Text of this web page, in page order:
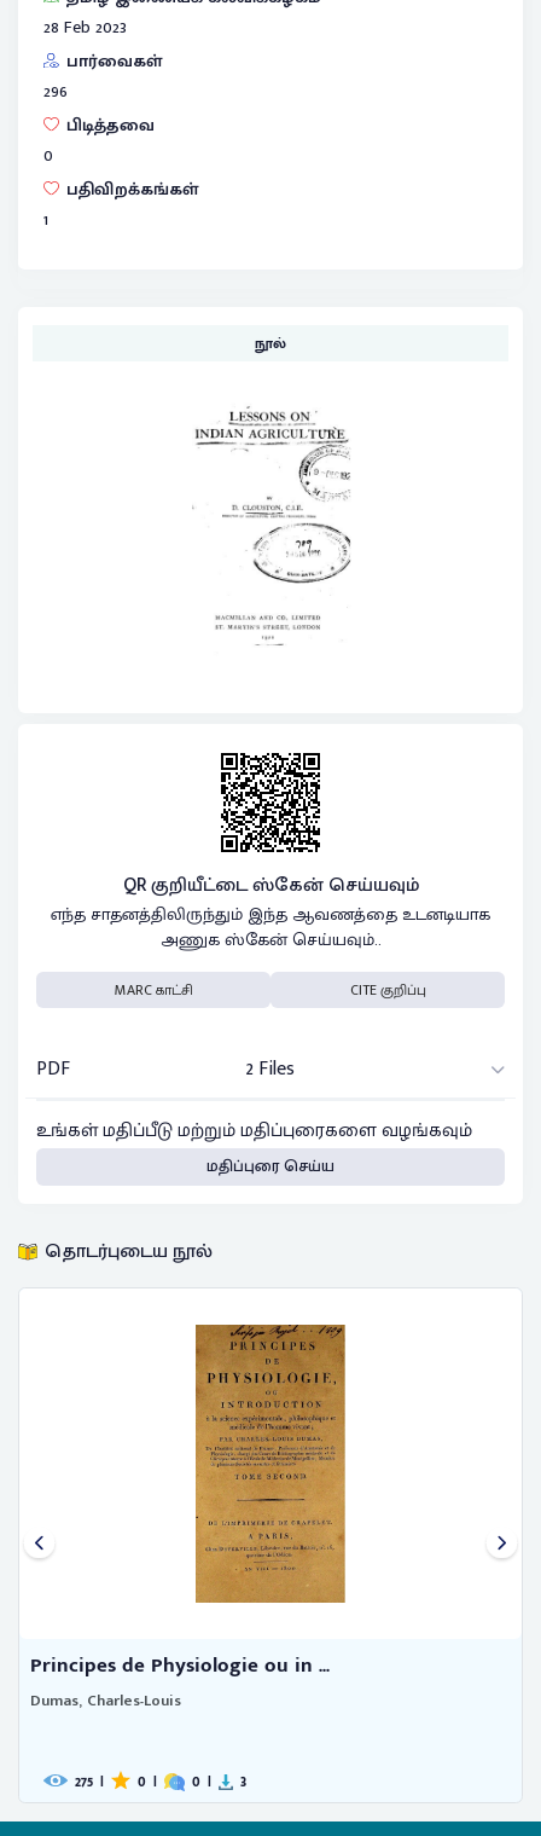
28 Feb 2023
பார்வைகள்
296
பிடித்தவை
0
பதிவிறக்கங்கள்
1
நூல்
QR குறியீட்டை ஸ்கேன் செய்யவும்
எந்த சாதனத்திலிருந்தும் இந்த ஆவணத்தை உடனடியாக
அணுக ஸ்கேன் செய்யவும்..
MARC காட்சி CITE குறிப்பு
PDF
2 Files
உங்கள் மதிப்பீடு மற்றும் மதிப்புரைகளை வழங்கவும்
மதிப்புரை செய்ய
தொடர்புடைய நூல்
Principes de Physiologie ou in ...
Dumas, Charles-Louis
275 | 0 | 0 | 3